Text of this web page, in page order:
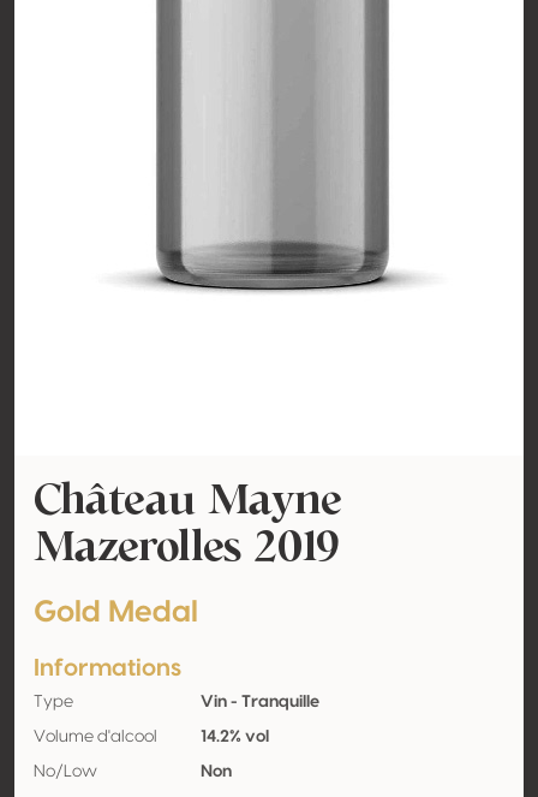
Château Mayne
Mazerolles 2019
Gold Medal
Informations
Type Vin - Tranquille
Volume d'alcool 14.2% vol
No/Low Non